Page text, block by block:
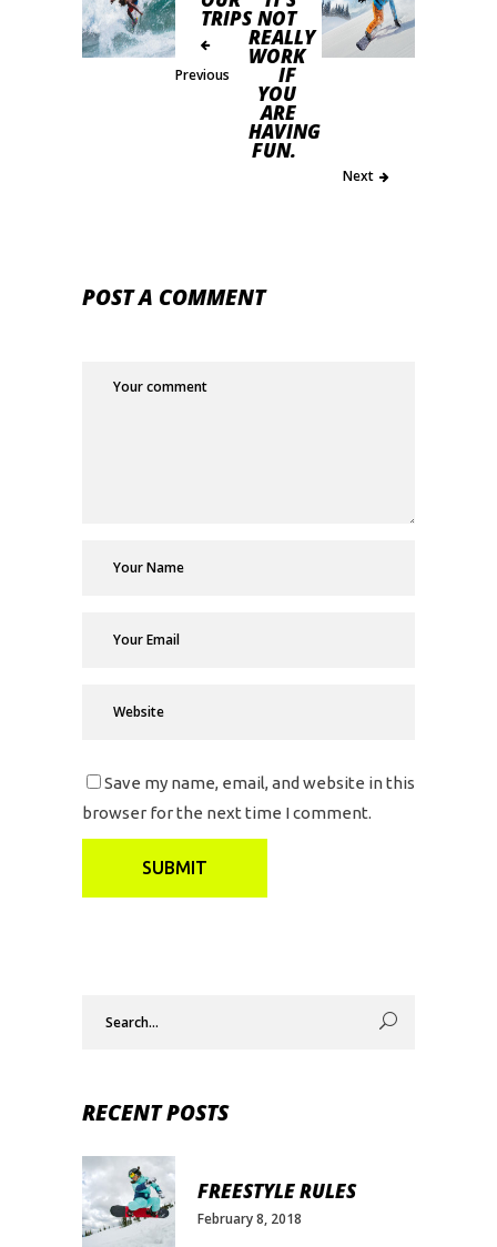
TRIPS
Previous
NOT
REALLY
WORK
IF
YOU
ARE
HAVING
FUN.
Next
POST A COMMENT
Save my name, email, and website in this
browser for the next time I comment.
RECENT POSTS
FREESTYLE RULES
February 8, 2018